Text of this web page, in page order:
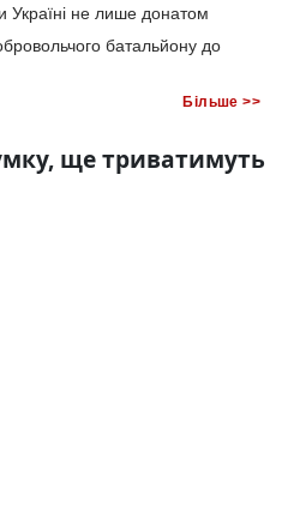
Україні не лише донатом
батальйону до
Більше >>
ще триватимуть